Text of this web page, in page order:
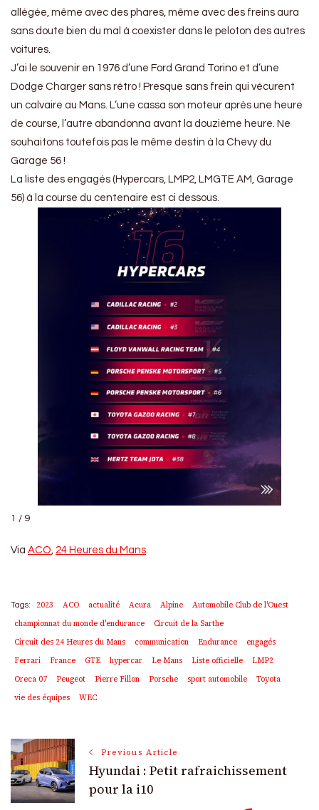
allégée, même avec des phares, même avec des freins aura
sans doute bien du mal à coexister dans le peloton des autres
voitures.
J’ai le souvenir en 1976 d’une Ford Grand Torino et d’une
Dodge Charger sans rétro ! Presque sans frein qui vécurent
un calvaire au Mans. L’une cassa son moteur après une heure
de course, l’autre abandonna avant la douzième heure. Ne
souhaitons toutefois pas le même destin à la Chevy du
Garage 56 !
La liste des engagés (Hypercars, LMP2, LMGTE AM, Garage
56) à la course du centenaire est ci dessous.
1 / 9
Via ACO, 24 Heures du Mans.
Tags: 2023 ACO actualité Acura Alpine
Automobile Club de l'Ouest
championnat du monde d'endurance
Circuit de la Sarthe
Circuit des 24 Heures du Mans
communication Endurance
engagés
Ferrari
France GTE hypercar Le Mans Liste officielle
LMP2
Oreca 07
Peugeot Pierre Fillon Porsche sport automobile
Toyota
vie des équipes
WEC
Post
Navigation
Previous Article
Hyundai : Petit rafraichissement
pour la i10